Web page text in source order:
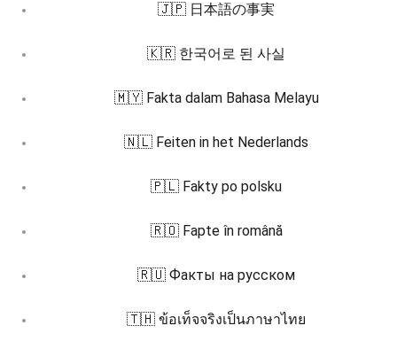
🇯🇵 日本語の事実
🇰🇷 한국어로 된 사실
🇲🇾 Fakta dalam Bahasa Melayu
🇳🇱 Feiten in het Nederlands
🇵🇱 Fakty po polsku
🇷🇴 Fapte în română
🇷🇺 Факты на русском
🇹🇭 ข้อเท็จจริงเป็นภาษาไทย